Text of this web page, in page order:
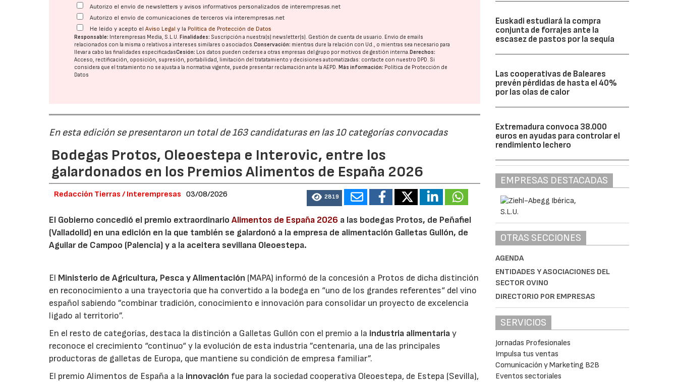
Autorizo el envío de newsletters y avisos informativos personalizados de interempresas.net
Autorizo el envío de comunicaciones de terceros vía interempresas.net
He leído y acepto elAviso Legal y la Política de Protección de Datos
Responsable: Interempresas Media, S.L.U. Finalidades: Suscripción a nuestra(s) newsletter(s). Gestión de cuenta de usuario. Envío de emails
relacionados con la misma o relativos a intereses similares o asociados.Conservación: mientras dure la relación con Ud., o mientras sea necesario para
llevar a cabo las finalidades especificadasCesión: Los datos pueden cederse a otras empresas del grupo por motivos de gestión interna. Derechos:
Acceso, rectificación, oposición, supresión, portabilidad, limitación del tratatamiento y decisiones automatizadas: contacte con nuestro DPD. Si
considera que el tratamiento no se ajusta a la normativa vigente, puede presentar reclamación ante laAEPD. Más información: Política de Protección de
Datos
En esta edición se presentaron un total de 163 candidaturas en las 10 categorías convocadas
Bodegas Protos, Oleoestepa e Interovic, entre los
galardonados en los Premios Alimentos de España 2026
Redacción Tierras / Interempresas 03/08/2026 2819
El Gobierno concedió el premio extraordinarioAlimentos de España 2026 a las bodegas Protos, de Peñafiel
(Valladolid) en una edición en la que también se galardonó a la empresa de alimentación Galletas Gullón, de
Aguilar de Campoo (Palencia) y a la aceitera sevillana Oleoestepa.
El Ministerio de Agricultura, Pesca y Alimentación (MAPA) informó de la concesión a Protos de dicha distinción
en reconocimiento a una trayectoria que ha convertido a la bodega en “uno de los grandes referentes“ del vino
español sabiendo ”combinar tradición, conocimiento e innovación para consolidar un proyecto de excelencia
ligado al territorio”.
En el resto de categorías, destaca la distinción a Galletas Gullón con el premio a la industria alimentariay
reconoce el crecimiento “continuo“ y la evolución de esta industria ”centenaria, una de las principales
productoras de galletas de Europa, que mantiene su condición de empresa familiar”.
El premio Alimentos de España a la innovación fue para la sociedad cooperativa Oleoestepa, de Estepa (Sevilla),
Euskadi estudiará la compra
conjunta de forrajes ante la
escasez de pastos por la sequía
Las cooperativas de Baleares
prevén pérdidas de hasta el 40%
por las olas de calor
Extremadura convoca 38.000
euros en ayudas para controlar el
rendimiento lechero
EMPRESAS DESTACADAS
OTRAS SECCIONES
AGENDA
ENTIDADES Y ASOCIACIONES DEL
SECTOR OVINO
DIRECTORIO POR EMPRESAS
SERVICIOS
Jornadas Profesionales
Impulsa tus ventas
Comunicación y Marketing B2B
Eventos sectoriales